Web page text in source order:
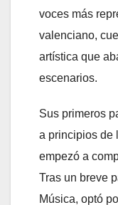
voces más
valenciano,
artística que
escenarios.
Sus primeros
a principios de
empezó a
Tras un breve
Música, optó